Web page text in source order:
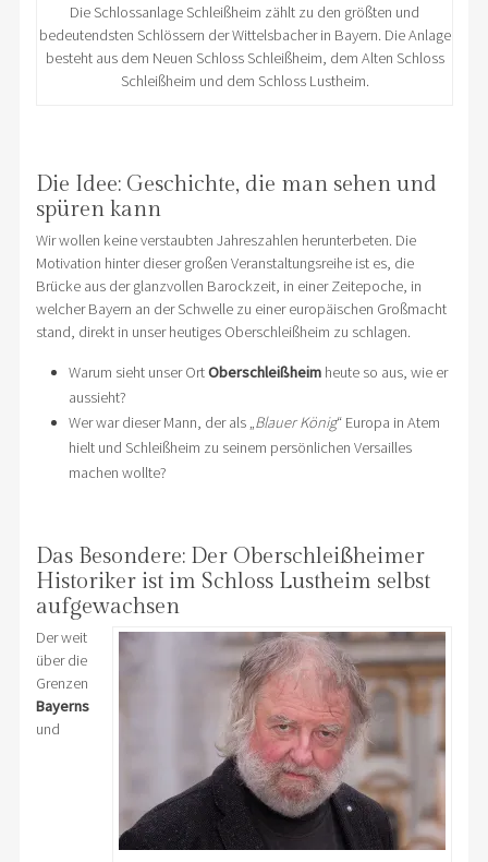
Die Schlossanlage Schleißheim zählt zu den größten und
bedeutendsten Schlössern der Wittelsbacher in Bayern. Die Anlage
besteht aus dem Neuen Schloss Schleißheim, dem Alten Schloss
Schleißheim und dem Schloss Lustheim.
Die Idee: Geschichte, die man sehen und
spüren kann
Wir wollen keine verstaubten Jahreszahlen herunterbeten. Die
Motivation hinter dieser großen Veranstaltungsreihe ist es, die
Brücke aus der glanzvollen Barockzeit, in einer Zeitepoche, in
welcher Bayern an der Schwelle zu einer europäischen Großmacht
stand, direkt in unser heutiges Oberschleißheim zu schlagen.
Warum sieht unser OrtOberschleißheimheute so aus, wie er
aussieht?
Wer war dieser Mann, der als „Blauer König“ Europa in Atem
hielt und Schleißheim zu seinem persönlichen Versailles
machen wollte?
Das Besondere: Der Oberschleißheimer
Historiker ist im Schloss Lustheim selbst
aufgewachsen
Der weit
über die
Grenzen
Bayerns
und